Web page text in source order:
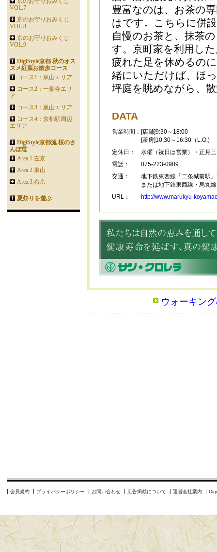
豊富なのは、お茶の
はです。こちらに併
自慢のお茶と、抹茶
す。京町家を利用し
疲れた足を休めるの
緒にいただけば、ほ
坪庭を眺めながら、
DATA
営業時間： [店舗]9:30～18:00
[茶房]10:30～16:30（L.O.)
定休日：
水曜（祝日は営業）・正月
電話：
075-223-0909
交通：
地下鉄東西線「二条城前駅
または地下鉄東西線・烏丸
URL：
http://www.marukyu-
ウォーキン
VOL.7
京のお守りおみくじ
VOL.8
京のお守りおみくじ
VOL.9
DigiStyle京都 秋のオス
スメ紅葉お散歩コース
コース1：東山エリア
コース2：一乗寺エリ
ア
コース3：嵐山エリア
コース4：京都駅周辺
エリア
DigiStyle京都流 桜のさ
んぽ道
Area.1:左京
Area.2:東山
Area.3:右京
夏祭りを遊ぶ
会員規約 プライバシーポリシー お問い合わせ 広告掲載について 運営会社案内